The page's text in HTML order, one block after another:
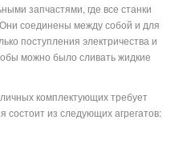
запчастями, где все станки
соединены между собой и для
поступления электричества и
можно было сливать жидкие
комплектующих требует
из следующих агрегатов: